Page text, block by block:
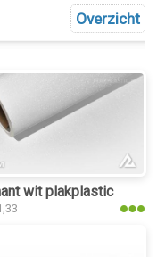
Overzicht
wit plakplastic